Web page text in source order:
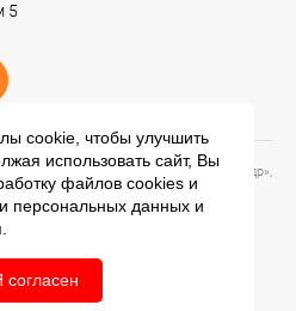
5
поддержки ЦП ИС АО «ПКК Миландр»,
информации
данных
cookie, чтобы улучшить
использовать сайт, Вы
файлов cookies и
персональных данных и
согласен